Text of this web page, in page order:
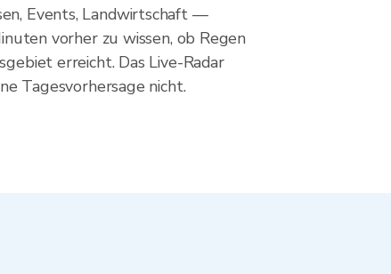
Events, Landwirtschaft —
vorher zu wissen, ob Regen
erreicht. Das Live-Radar
Tagesvorhersage nicht.